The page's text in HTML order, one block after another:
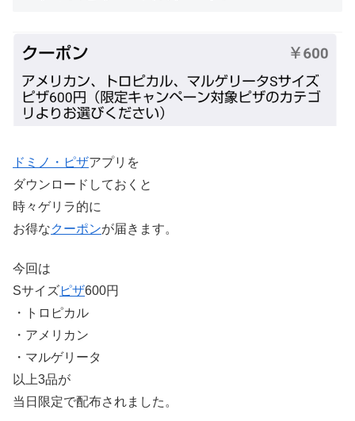
ドミノ・ピザアプリを
ダウンロードしておくと
時々ゲリラ的に
お得なクーポンが届きます。
今回は
Sサイズピザ600円
・トロピカル
・アメリカン
・マルゲリータ
以上3品が
当日限定で配布されました。